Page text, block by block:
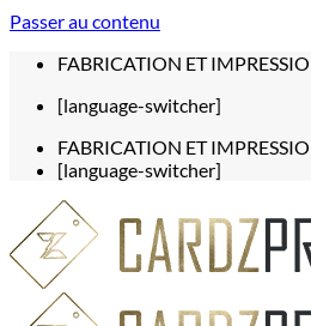
Passer au contenu
FABRICATION ET
[language-switcher]
FABRICATION ET
[language-switcher]